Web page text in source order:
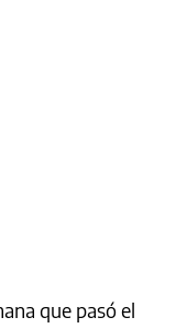
que pasó el